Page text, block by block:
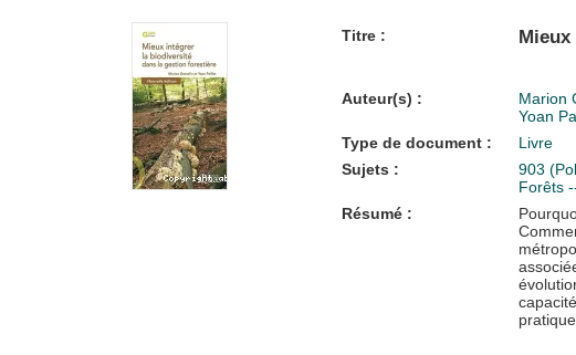
Titre :
Auteur(s) : Marion
Yoan
Type de document :
Livre
Sujets :
903
Forêts
Résumé :